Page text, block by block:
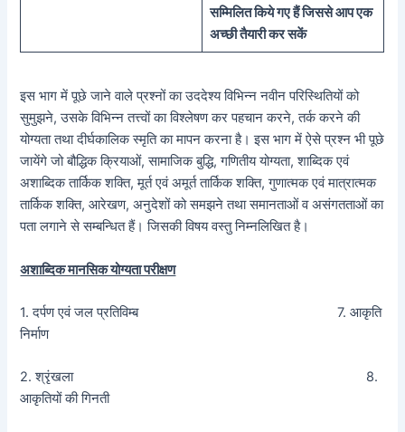
सम्मिलित किये गए हैं जिससे आप एक
अच्छी तैयारी कर सकें
इस भाग में पूछे जाने वाले प्रश्नों का उददेश्य विभिन्न नवीन परिस्थितियों को
सुमुझने, उसके विभिन्न तत्त्वों का विश्लेषण कर पहचान करने, तर्क करने की
योग्यता तथा दीर्घकालिक स्मृति का मापन करना है। इस भाग में ऐसे प्रश्न भी पूछे
जायेंगे जो बौद्धिक क्रियाओं, सामाजिक बुद्धि, गणितीय योग्यता, शाब्दिक एवं
अशाब्दिक तार्किक शक्ति, मूर्त एवं अमूर्त तार्किक शक्ति, गुणात्मक एवं मात्रात्मक
तार्किक शक्ति, आरेखण, अनुदेशों को समझने तथा समानताओं व असंगतताओं का
पता लगाने से सम्बन्धित हैं। जिसकी विषय वस्तु निम्नलिखित है।
अशाब्दिक मानसिक योग्यता परीक्षण
1. दर्पण एवं जल प्रतिविम्ब 7. आकृति
निर्माण
2. श्रृंखला 8.
आकृतियों की गिनती